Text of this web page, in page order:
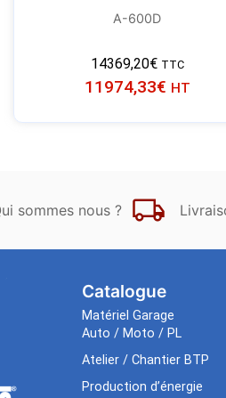
A-600D
14369,20€ TTC
11974,33€ HT
sommes nous ?
Catalogue
Matériel Garage
Auto / Moto / PL
Atelier / Chantier BTP
Production d’énergie